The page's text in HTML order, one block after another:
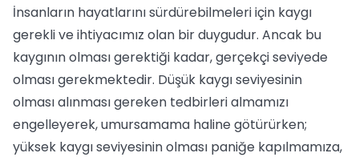
İnsanların hayatlarını sürdürebilmeleri için kaygı
gerekli ve ihtiyacımız olan bir duygudur. Ancak bu
kaygının olması gerektiği kadar, gerçekçi seviyede
olması gerekmektedir. Düşük kaygı seviyesinin
olması alınması gereken tedbirleri almamızı
engelleyerek, umursamama haline götürürken;
yüksek kaygı seviyesinin olması paniğe kapılmamıza,